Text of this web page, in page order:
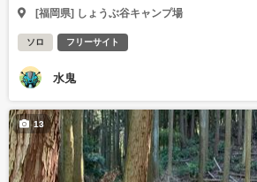
[福岡県] しょうぶ谷キャンプ場
ソロ フリーサイト
水鬼
13